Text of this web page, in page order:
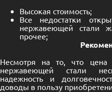
Высокая стоимость;
Все недостатки
нержавеющей стали
прочее;
Несмотря на то, что цена
нержавеющей стали
надежность и
доводы в пользу